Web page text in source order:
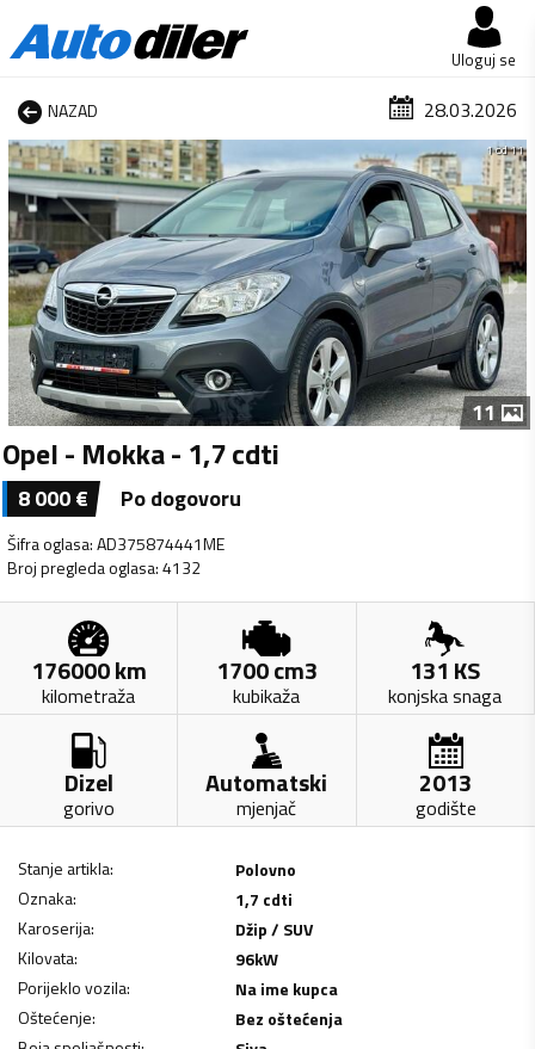
Uloguj se
NAZAD 28.03.2026
1 od 11
11
Opel - Mokka - 1,7 cdti
8 000€ Po dogovoru
Šifra oglasa:AD375874441ME
Broj pregleda oglasa:4132
176000km
kilometraža
1700cm3
kubikaža
131 KS
konjska snaga
Dizel
gorivo
Automatski
mjenjač
2013
godište
Stanje artikla:
Polovno
Oznaka:
1,7 cdti
Karoserija:
Džip / SUV
Kilovata: 96kW
Porijeklo vozila:
Na ime kupca
Oštećenje:
Bez oštećenja